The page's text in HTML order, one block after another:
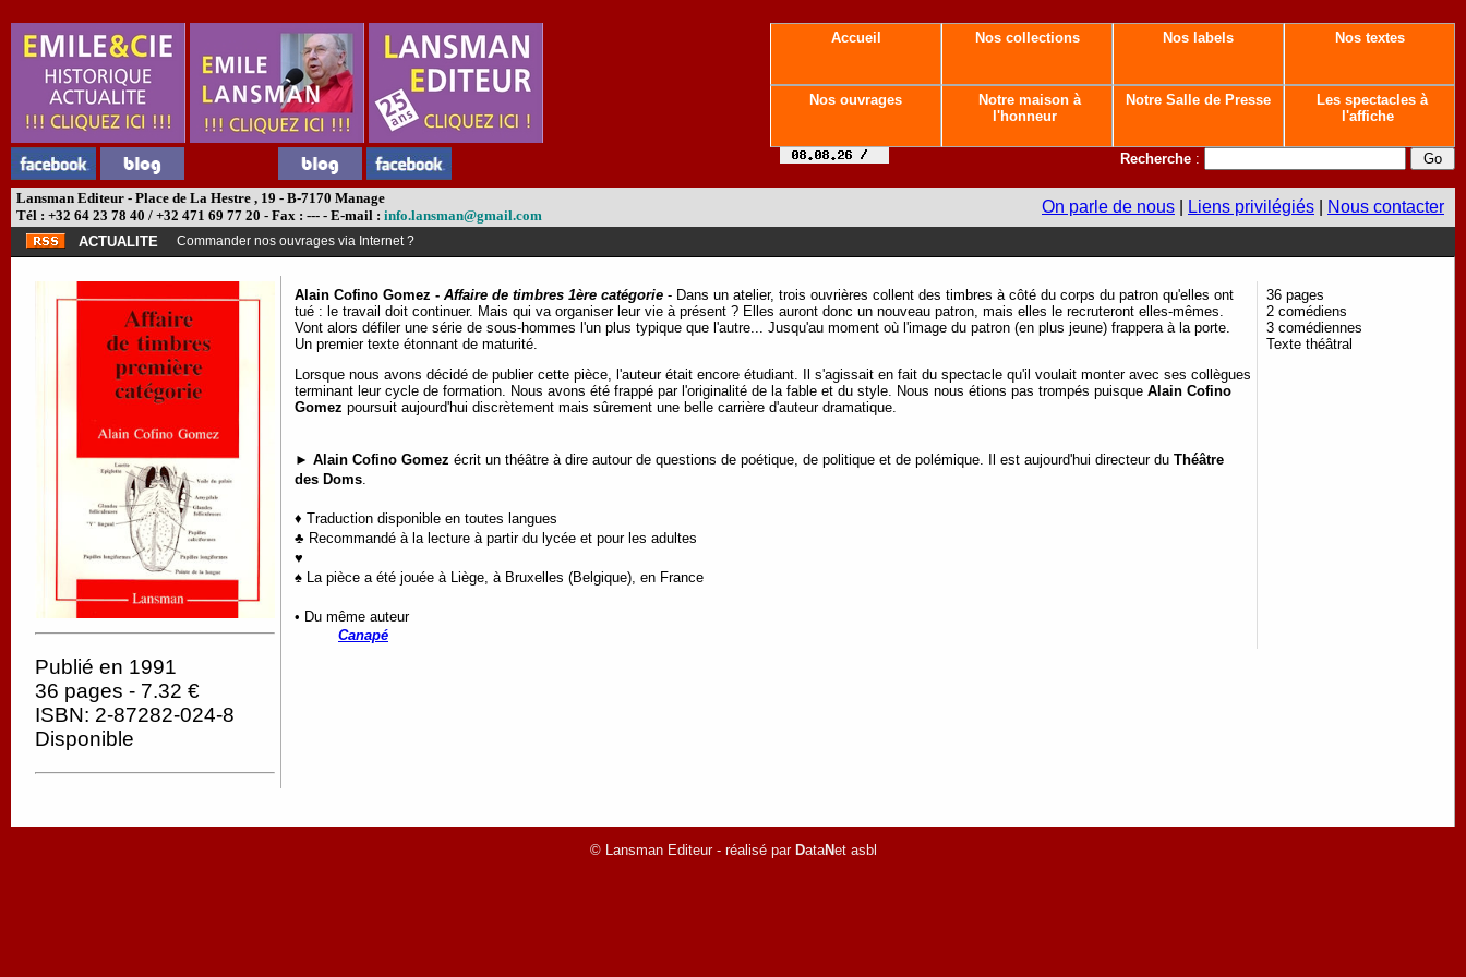
Accueil Nos collections Nos labels Nos textes
Nos ouvrages
Notre maison à
l'honneur
Notre Salle de Presse
Les spectacles à
l'affiche
Recherche :
Lansman Editeur - Place de La Hestre , 19 - B-7170 Manage
Tél : +32 64 23 78 40 / +32 471 69 77 20 - Fax : --- - E-mail : info.lansman@gmail.com On parle de nous Liens privilégiés Nous contacter
ACTUALITE Commander nos ouvrages via Internet ?
Publié en 1991
36 pages - 7.32 €
ISBN: 2-87282-024-8
Disponible
Alain Cofino Gomez - Affaire de timbres 1ère catégorie - Dans un atelier, trois ouvrières collent des timbres à côté du corps du patron qu'elles ont
tué : le travail doit continuer. Mais qui va organiser leur vie à présent ? Elles auront donc un nouveau patron, mais elles le recruteront elles-mêmes.
Vont alors défiler une série de sous-hommes l'un plus typique que l'autre... Jusqu'au moment où l'image du patron (en plus jeune) frappera à la porte.
Un premier texte étonnant de maturité.
Lorsque nous avons décidé de publier cette pièce, l'auteur était encore étudiant. Il s'agissait en fait du spectacle qu'il voulait monter avec ses collègues
terminant leur cycle de formation. Nous avons été frappé par l'originalité de la fable et du style. Nous nous étions pas trompés puisque Alain Cofino
Gomez poursuit aujourd'hui discrètement mais sûrement une belle carrière d'auteur dramatique.
► Alain Cofino Gomez écrit un théâtre à dire autour de questions de poétique, de politique et de polémique. Il est aujourd'hui directeur du Théâtre
des Doms
♦ Traduction disponible en toutes langues
♣ Recommandé à la lecture à partir du lycée et pour les adultes
♥
♠ La pièce a été jouée à Liège, à Bruxelles (Belgique), en France
• Du même auteur
Canapé
36 pages
2 comédiens
3 comédiennes
Texte théâtral
© Lansman Editeur - réalisé par DataNet asbl